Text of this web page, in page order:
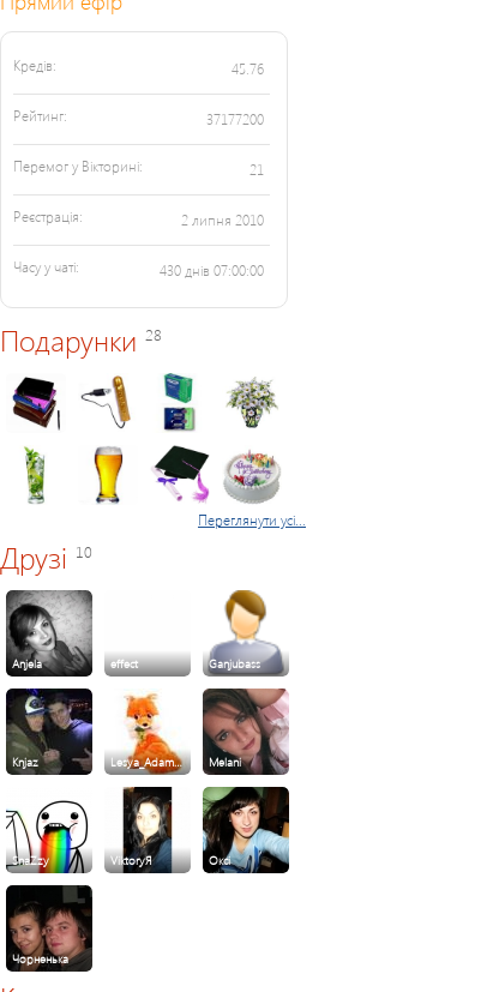
Кредів: 45.76
Рейтинг: 37177200
Перемог у Вікторині: 21
Реєстрація: 2 липня 2010
Часу у чаті: 430 днів 07:00:00
Подарунки 28
Переглянути усі...
Друзі 10
Anjela effect Ganjubass
Knjaz Lesya_Adam… Melani
SnaZzy ViktoryЯ Оксі
Чорненька